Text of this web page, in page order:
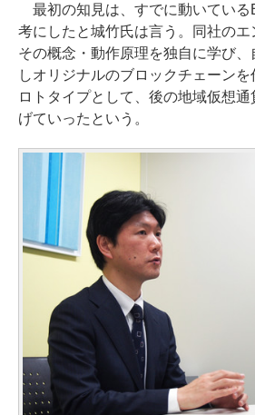
最初の知見は、すでに動いている
考にしたと城竹氏は言う。同社のエ
その概念・動作原理を独自に学び
しオリジナルのブロックチェーン
ロトタイプとして、後の地域仮想
げていったという。